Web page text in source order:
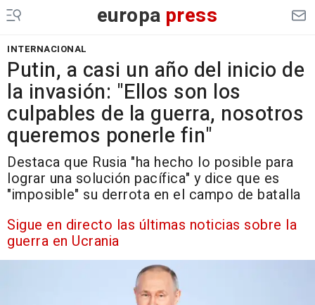
europa press
INTERNACIONAL
Putin, a casi un año del inicio de
la invasión: "Ellos son los
culpables de la guerra, nosotros
queremos ponerle fin"
Destaca que Rusia "ha hecho lo posible para
lograr una solución pacífica" y dice que es
"imposible" su derrota en el campo de batalla
Sigue en directo las últimas noticias sobre la
guerra en Ucrania